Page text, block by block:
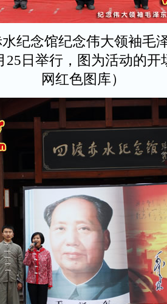
纪念馆纪念伟大领袖毛
25日举行，图为活动的开
网红色图库）